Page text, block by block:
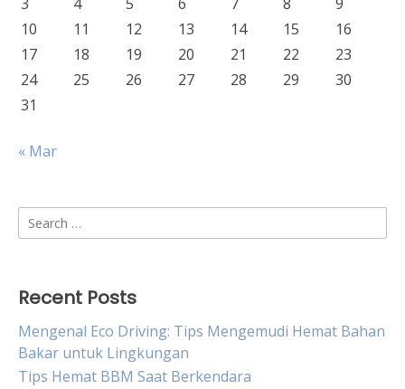
10
11 12 13 14 15
16
17
18 19 20 21 22
23
24
25 26 27 28 29
30
31
« Mar
Search
for:
Recent Posts
Mengenal Eco Driving: Tips Mengemudi Hemat Bahan
Bakar untuk Lingkungan
Tips Hemat BBM Saat Berkendara